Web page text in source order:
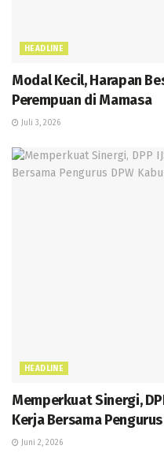
HEADLINE
Modal Kecil, Harapan
Perempuan di Mamasa
Juli 3, 2026
HEADLINE
Memperkuat Sinergi,
Kerja Bersama
Juni 2, 2026